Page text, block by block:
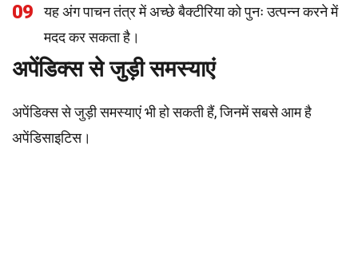
09
यह अंग पाचन तंत्र में अच्छे बैक्टीरिया को पुनः उत्पन्न करने में
मदद कर सकता है।
अपेंडिक्स से जुड़ी समस्याएं
अपेंडिक्स से जुड़ी समस्याएं भी हो सकती हैं, जिनमें सबसे आम है
अपेंडिसाइटिस।